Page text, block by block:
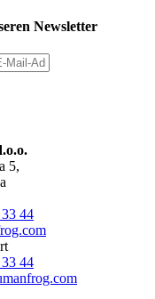
Newsletter
5,
44
44